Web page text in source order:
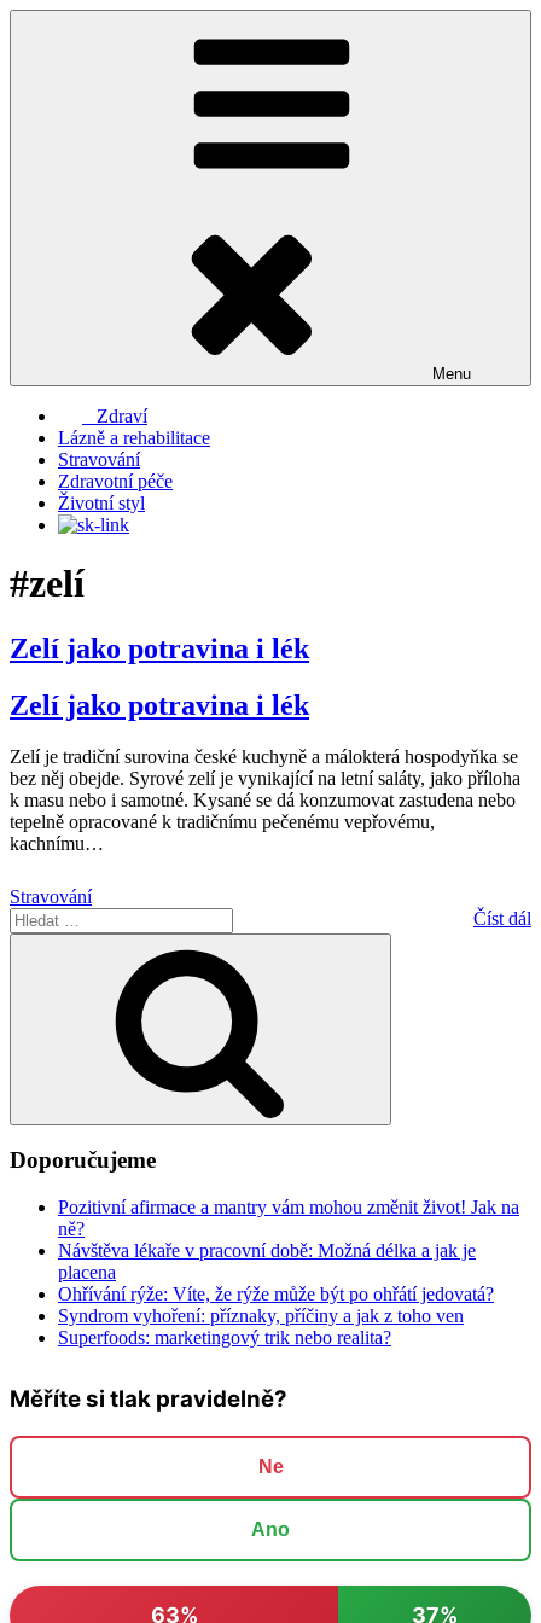
Přejít
Menu
Zdraví
Lázně a rehabilitace
Stravování
Zdravotní péče
Životní styl
#zelí
Zelí jako potravina i lék
Zelí jako potravina i lék
Zelí je tradiční surovina české kuchyně a málokterá hospodyňka se
bez něj obejde. Syrové zelí je vynikající na letní saláty, jako příloha
k masu nebo i samotné. Kysané se dá konzumovat zastudena nebo
tepelně opracované k tradičnímu pečenému vepřovému,
kachnímu…
Stravování
Číst dál
Hledat:
Doporučujeme
Pozitivní afirmace a mantry vám mohou změnit život! Jak na
ně?
Návštěva lékaře v pracovní době: Možná délka a jak je
placena
Ohřívání rýže: Víte, že rýže může být po ohřátí jedovatá?
Syndrom vyhoření: příznaky, příčiny a jak z toho ven
Superfoods: marketingový trik nebo realita?
Měříte si tlak pravidelně?
Ne
Ano
63% 37%